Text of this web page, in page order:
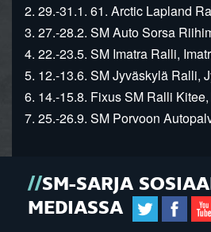
2. 29.-31.1. 61. Arctic Lapland
3. 27.-28.2. SM Auto Sorsa
4. 22.-23.5. SM Imatra Ralli,
5. 12.-13.6. SM Jyväskylä Ralli,
6. 14.-15.8. Fixus SM Ralli
7. 25.-26.9. SM Porvoon
SM-SARJA
MEDIASSA